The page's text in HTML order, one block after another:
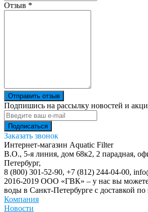
Отзыв *
Отправить отзыв
Подпишись на рассылку новостей и
Заказать звонок
Интернет-магазин Aquatic Filter
В.О., 5-я линия, дом 68к2, 2 парадная,
Петербург,
8 (800) 301-52-90, +7 (812) 244-04-00,
2016-2019 ООО «ГВК» – у нас вы
воды в Санкт-Петербурге с доставкой по
Компания
Новости